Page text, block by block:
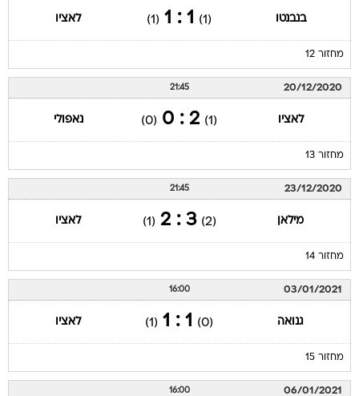
בנבנטו (1)
1 : 1
(1) לאציו
מחזור 12
20/12/2020
21:45
לאציו (1)
2 : 0
(0) נאפולי
מחזור 13
23/12/2020
21:45
מילאן (2)
3 : 2
(1) לאציו
מחזור 14
03/01/2021
16:00
גנואה (0)
1 : 1
(1) לאציו
מחזור 15
06/01/2021
16:00